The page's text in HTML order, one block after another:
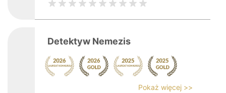
Detektyw Nemezis
Pokaż więcej >>